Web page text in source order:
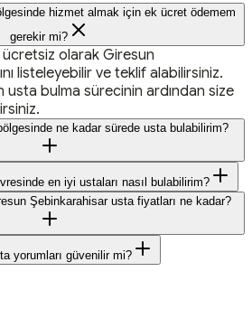
hizmet almak için ek ücret ödemem
gerekir mi?
olarak Giresun
listeleyebilir ve teklif alabilirsiniz.
usta bulma sürecinin ardından size
ne kadar sürede usta bulabilirim?
en iyi ustaları nasıl bulabilirim?
Şebinkarahisar usta fiyatları ne kadar?
yorumları güvenilir mi?